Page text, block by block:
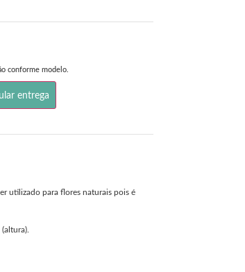
conforme modelo.
utilizado para flores naturais pois é